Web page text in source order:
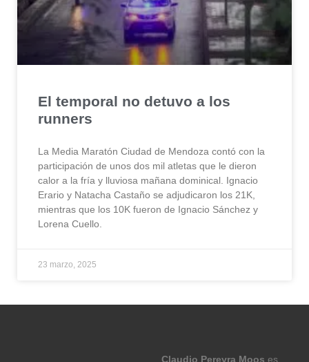
El temporal no detuvo a los
runners
La Media Maratón Ciudad de Mendoza contó con la
participación de unos dos mil atletas que le dieron
calor a la fría y lluviosa mañana dominical. Ignacio
Erario y Natacha Castaño se adjudicaron los 21K,
mientras que los 10K fueron de Ignacio Sánchez y
Lorena Cuello.
23 marzo, 2025
Claudio Pereyra Moos es